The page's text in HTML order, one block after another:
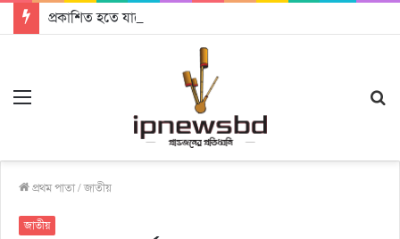
প্রকাশিত হতে যাচ্ছে দি রাবুগার নতুন গান ‘Baljanggi’
প্রথম পাতা/জাতীয়
জাতীয়